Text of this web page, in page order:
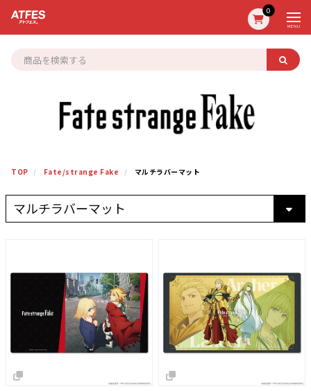
0
MENU
TOP Fate/strange Fake マルチラバーマット